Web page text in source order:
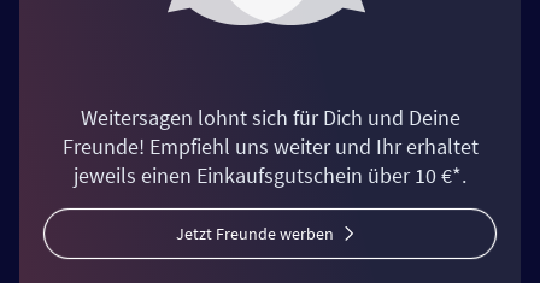
Weitersagen lohnt sich für Dich und Deine
Freunde! Empfiehl uns weiter und Ihr erhaltet
jeweils einen Einkaufsgutschein über 10 €*.
Jetzt Freunde werben